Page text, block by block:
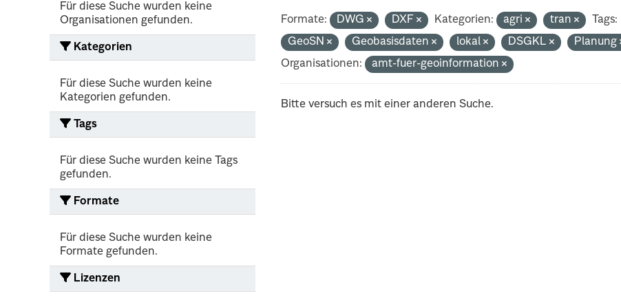
Für diese Suche wurden keine
Organisationen gefunden.
Kategorien
Für diese Suche wurden keine
Kategorien gefunden.
Tags
Für diese Suche wurden keine Tags
gefunden.
Formate
Für diese Suche wurden keine
Formate gefunden.
Lizenzen
Formate: DWG DXF Kategorien: agri tran
Tags:
GeoSN
Geobasisdaten lokal DSGKL
Planung
Organisationen:
amt-fuer-geoinformation
Bitte versuch es mit einer anderen Suche.